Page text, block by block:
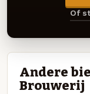
Of
Andere
Brouwerij